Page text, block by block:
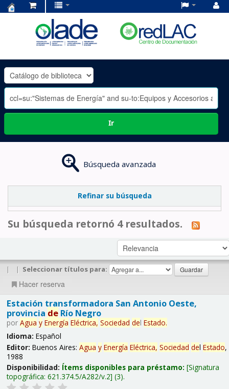
OLADE
-
Ir
Búsqueda avanzada
Refinar su búsqueda
Su búsqueda retornó 4 resultados.
| | Seleccionar títulos para:
Hacer reserva
Estación transformadora San Antonio Oeste,
provincia deRío Negro
por Agua y Energía Eléctrica, Sociedad del Estado.
Idioma: Español
Editor: Buenos Aires: Agua y Energía Eléctrica, Sociedad del Estado,
1988
Disponibilidad: Ítems disponibles para préstamo: Signatura
topográfica: 621.374.5/A282/v.2 (3).